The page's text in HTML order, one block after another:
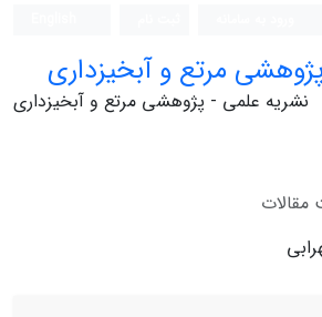
مرتع و آبخیزداری
نشریه علمی - پژوهشی مرتع و آبخیزداری